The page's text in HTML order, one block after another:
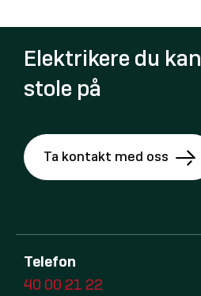
Elektrikere du kan
stole på
Ta kontakt med oss
Telefon
40 00 21 22